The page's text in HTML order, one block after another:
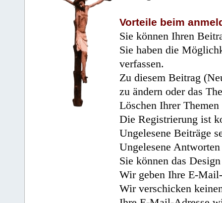
Vorteile beim
Sie können Ihren
Sie haben die
verfassen.
Zu diesem Beitrag
zu ändern oder das
Löschen Ihrer
Die Registrierung ist
Ungelesene Beiträge
Ungelesene
Sie können das
Wir geben Ihre E-
Wir verschicken